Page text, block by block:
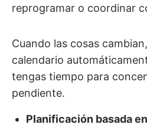
reprogramar o coordinar
Cuando las cosas
calendario
tengas tiempo para
pendiente.
Planificación basada